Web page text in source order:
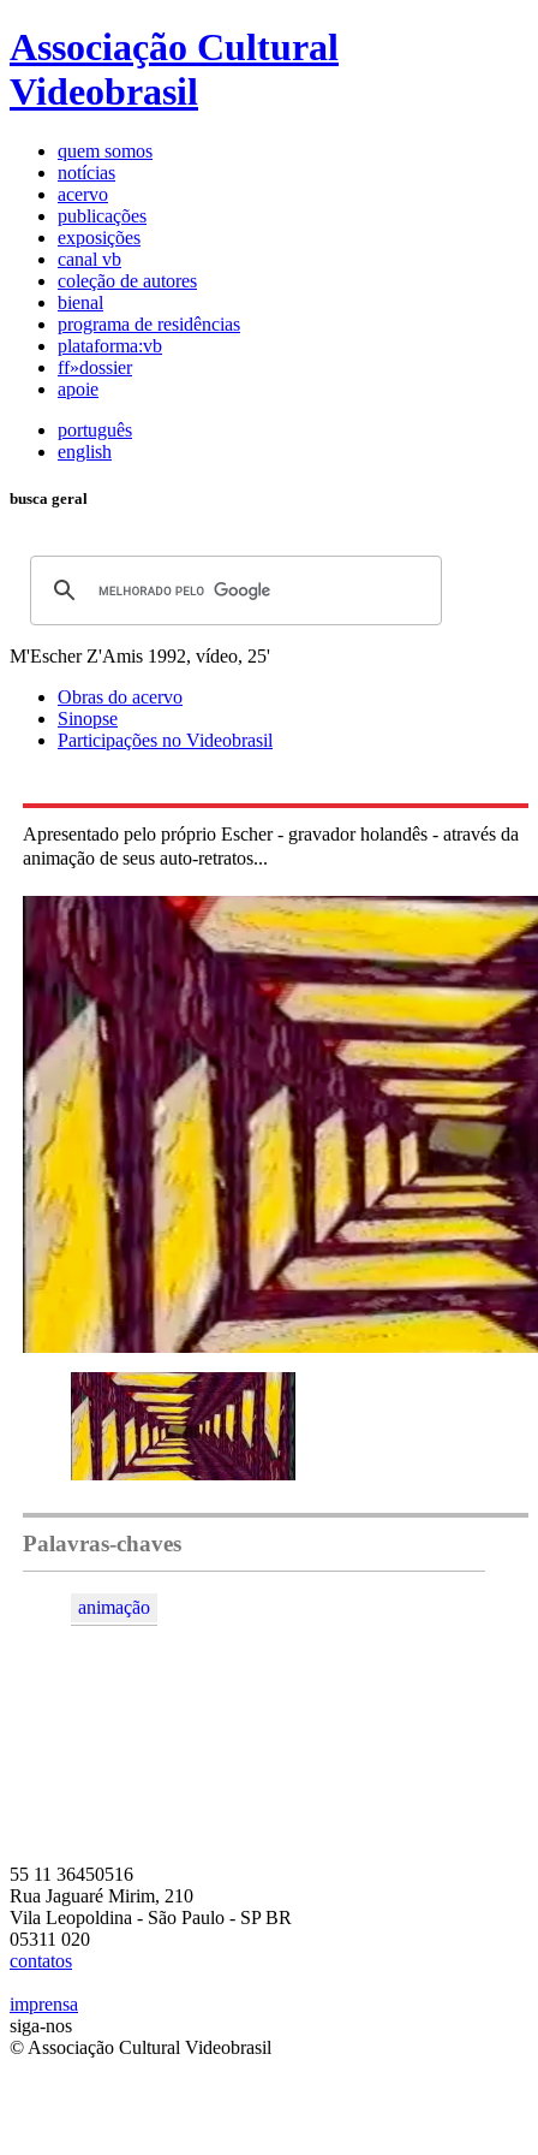
Associação Cultural
Videobrasil
quem somos
notícias
acervo
publicações
exposições
canal vb
coleção de autores
bienal
programa de residências
plataforma:vb
ff»dossier
apoie
português
english
busca geral
M'Escher Z'Amis 1992, vídeo, 25'
Obras do acervo
Sinopse
Participações no Videobrasil
Apresentado pelo próprio Escher - gravador holandês - através da
animação de seus auto-retratos...
Palavras-chaves
animação
55 11 36450516
Rua Jaguaré Mirim, 210
Vila Leopoldina - São Paulo - SP BR
05311 020
contatos
imprensa
siga-nos
© Associação Cultural Videobrasil